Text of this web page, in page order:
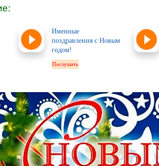
Именные
поздравления с Новым
годом!
Послушать